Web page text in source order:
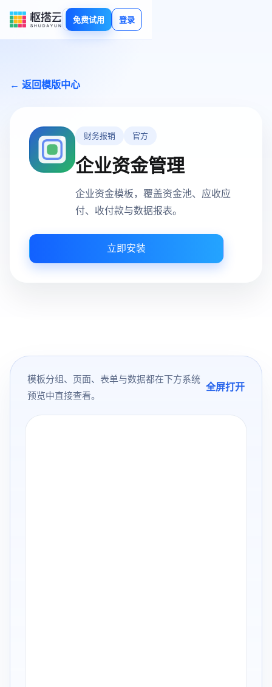
免费试用 登录
← 返回模版中心
财务报销 官方
企业资金管理
企业资金模板，覆盖资金池、应收应
付、收付款与数据报表。
立即安装
模板分组、页面、表单与数据都在下方系统
预览中直接查看。
全屏打开